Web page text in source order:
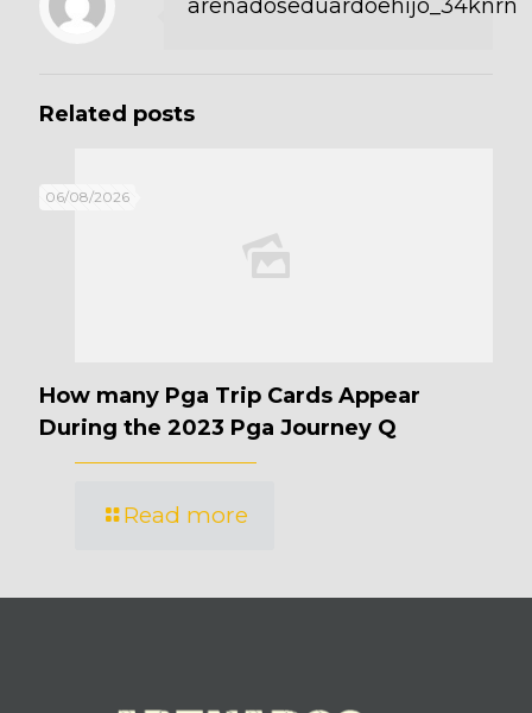
arenadoseduardoehijo_34knrn
Related posts
06/08/2026
How many Pga Trip Cards Appear
During the 2023 Pga Journey Q
Read more